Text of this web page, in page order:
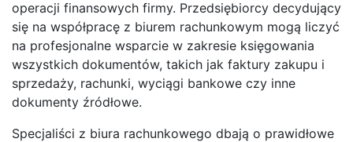
operacji finansowych firmy. Przedsiębiorcy decydujący
się na współpracę z biurem rachunkowym mogą liczyć
na profesjonalne wsparcie w zakresie księgowania
wszystkich dokumentów, takich jak faktury zakupu i
sprzedaży, rachunki, wyciągi bankowe czy inne
dokumenty źródłowe.
Specjaliści z biura rachunkowego dbają o prawidłowe